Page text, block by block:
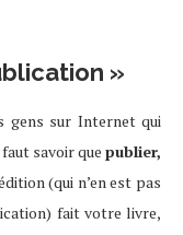
»
gens sur Internet qui
savoir quepublier,
(qui n’en est pas
fait votre livre,